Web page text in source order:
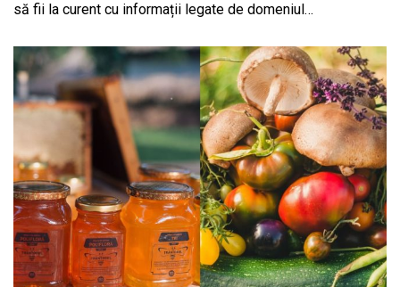
să fii la curent cu informații legate de domeniul…